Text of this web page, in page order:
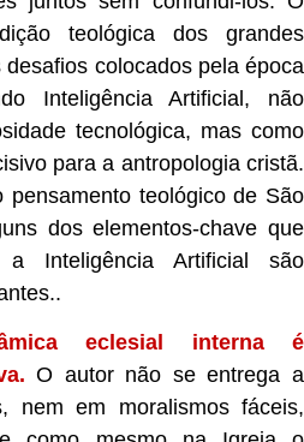
teológica dos grandes
colocados pela época
Inteligência Artificial, não
tecnológica, mas como
para a antropologia cristã.
pensamento teológico de São
dos elementos-chave que
Inteligência Artificial são
eclesial interna é
O autor não se entrega a
nem em moralismos fáceis,